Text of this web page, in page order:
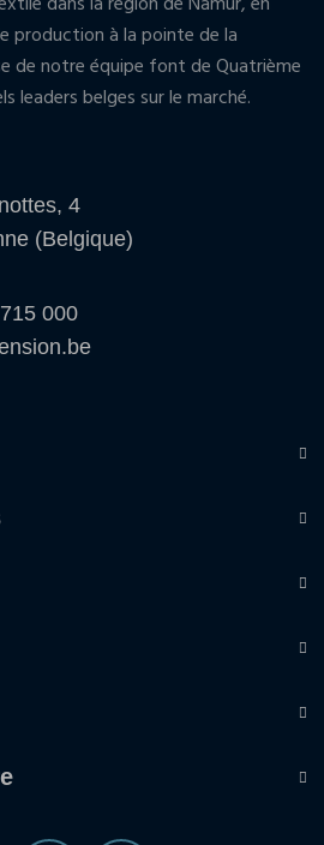
production à la pointe de la
de notre équipe font de Quatrième
leaders belges sur le marché.
4
(Belgique)
000